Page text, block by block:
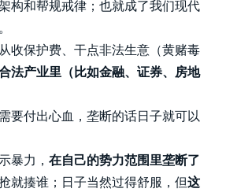
构和帮规戒律；也就成了我们现代
收保护费、干点非法生意（黄赌毒
法产业里（比如金融、证券、房地
要付出心血，垄断的话日子就可以
暴力， 在自己的势力范围里垄断了
就揍谁；日子当然过得舒服，但这